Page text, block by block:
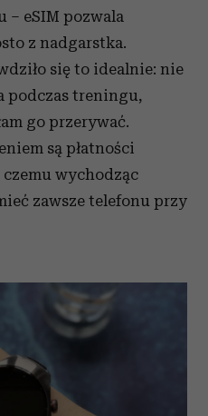
– eSIM pozwala
z nadgarstka.
się to idealnie: nie
podczas treningu,
go przerywać.
są płatności
wychodząc
zawsze telefonu przy